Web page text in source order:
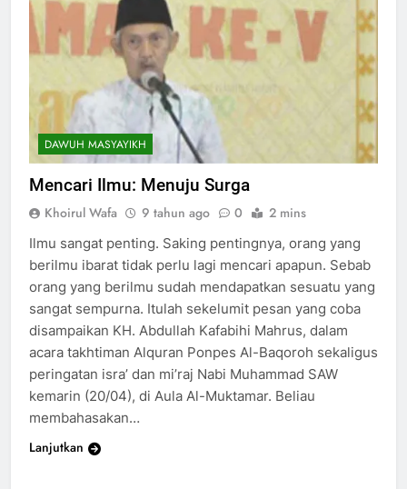
DAWUH MASYAYIKH
Mencari Ilmu: Menuju Surga
Khoirul Wafa 9 tahun ago 0 2 mins
Ilmu sangat penting. Saking pentingnya, orang yang
berilmu ibarat tidak perlu lagi mencari apapun. Sebab
orang yang berilmu sudah mendapatkan sesuatu yang
sangat sempurna. Itulah sekelumit pesan yang coba
disampaikan KH. Abdullah Kafabihi Mahrus, dalam
acara takhtiman Alquran Ponpes Al-Baqoroh sekaligus
peringatan isra’ dan mi’raj Nabi Muhammad SAW
kemarin (20/04), di Aula Al-Muktamar. Beliau
membahasakan…
Lanjutkan